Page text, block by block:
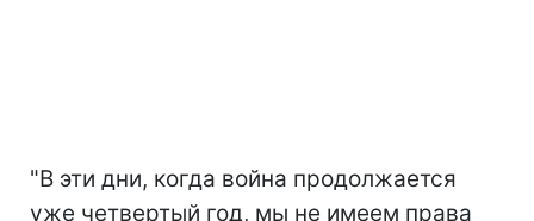
"В эти дни, когда война продолжается
уже четвертый год, мы не имеем права